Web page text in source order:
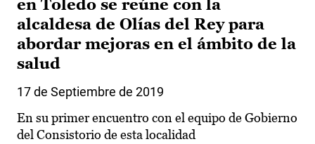
en Toledo se reúne con la
alcaldesa de Olías del Rey para
abordar mejoras en el ámbito de la
salud
17 de Septiembre de 2019
En su primer encuentro con el equipo de Gobierno
del Consistorio de esta localidad